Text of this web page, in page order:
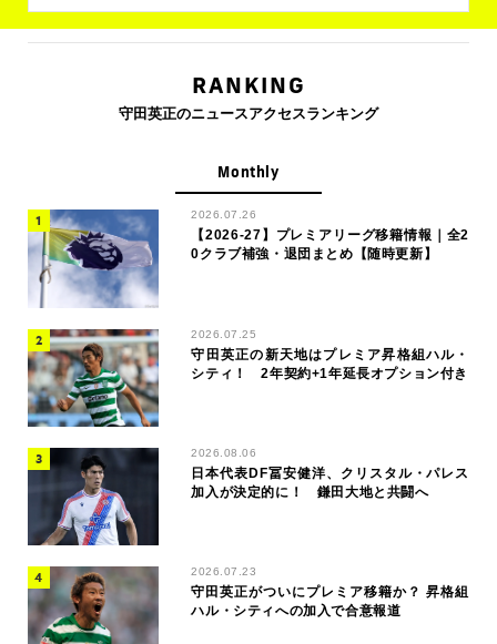
RANKING
守田英正のニュースアクセスランキング
Monthly
2026.07.26
【2026-27】プレミアリーグ移籍情報｜全2
0クラブ補強・退団まとめ【随時更新】
2026.07.25
守田英正の新天地はプレミア昇格組ハル・
シティ！ 2年契約+1年延長オプション付き
2026.08.06
日本代表DF冨安健洋、クリスタル・パレス
加入が決定的に！ 鎌田大地と共闘へ
2026.07.23
守田英正がついにプレミア移籍か？ 昇格組
ハル・シティへの加入で合意報道